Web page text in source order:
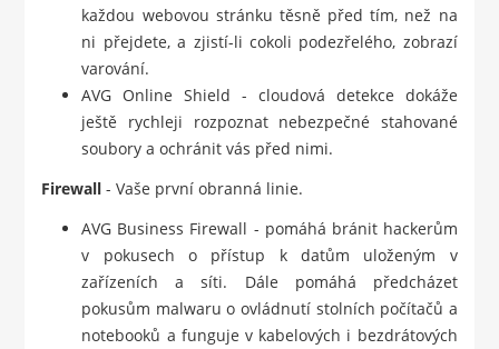
každou webovou stránku těsně před tím, než na
ni přejdete, a zjistí-li cokoli podezřelého, zobrazí
varování.
AVG Online Shield - cloudová detekce dokáže
ještě rychleji rozpoznat nebezpečné stahované
soubory a ochránit vás před nimi.
Firewall - Vaše první obranná linie.
AVG Business Firewall - pomáhá bránit hackerům
v pokusech o přístup k datům uloženým v
zařízeních a síti. Dále pomáhá předcházet
pokusům malwaru o ovládnutí stolních počítačů a
notebooků a funguje v kabelových i bezdrátových